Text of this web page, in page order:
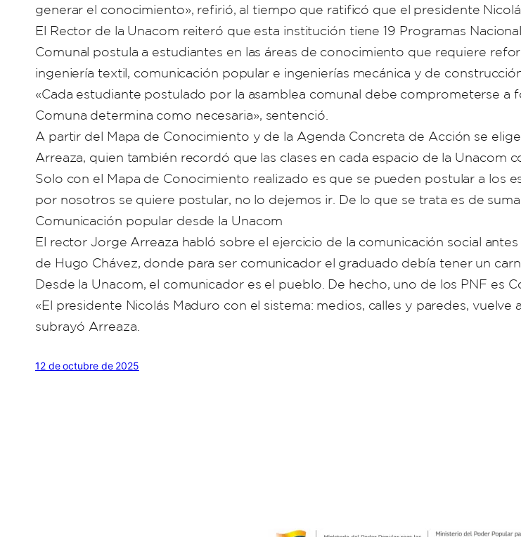
generar el conocimiento», refirió, al tiempo que ratificó que el presidente
El Rector de la Unacom reiteró que esta institución tiene 19 Programas
Comunal postula a estudiantes en las áreas de conocimiento que requiere
ingeniería textil, comunicación popular e ingenierías mecánica y de
«Cada estudiante postulado por la asamblea comunal debe comprometerse a
Comuna determina como necesaria», sentenció.
A partir del Mapa de Conocimiento y de la Agenda Concreta de Acción se
Arreaza, quien también recordó que las clases en cada espacio de la Unacom
Solo con el Mapa de Conocimiento realizado es que se pueden postular a los
por nosotros se quiere postular, no lo dejemos ir. De lo que se trata es de
Comunicación popular desde la Unacom
El rector Jorge Arreaza habló sobre el ejercicio de la comunicación social
de Hugo Chávez, donde para ser comunicador el graduado debía tener un
Desde la Unacom, el comunicador es el pueblo. De hecho, uno de los PNF es
«El presidente Nicolás Maduro con el sistema: medios, calles y paredes,
subrayó Arreaza.
12 de octubre de 2025